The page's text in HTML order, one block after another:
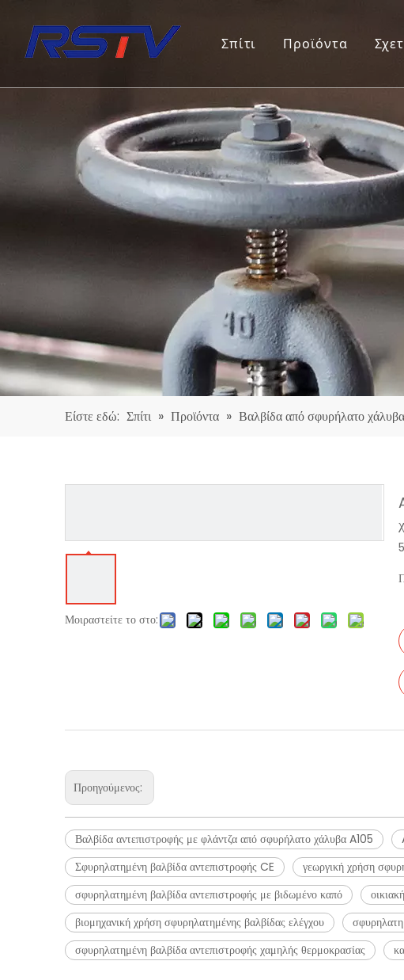
Σπίτι Προϊόντα
Είστε εδώ: Σπίτι » Προϊόντα » Βαλβίδα από σφυρήλατο χάλυβα
Μοιραστείτε το στο:
5
Προηγούμενος:
Βαλβίδα αντεπιστροφής με φλάντζα από σφυρήλατο χάλυβα A105
Σφυρηλατημένη βαλβίδα αντεπιστροφής CE
γεωργική χρήση
σφυρηλατημένη βαλβίδα αντεπιστροφής με βιδωμένο καπό
βιομηχανική χρήση σφυρηλατημένης βαλβίδας ελέγχου
σφυρηλατημένη βαλβίδα αντεπιστροφής χαμηλής θερμοκρασίας